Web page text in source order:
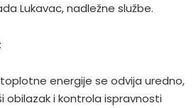
Lukavac, nadležne službe.
energije se odvija uredno,
obilazak i kontrola ispravnosti